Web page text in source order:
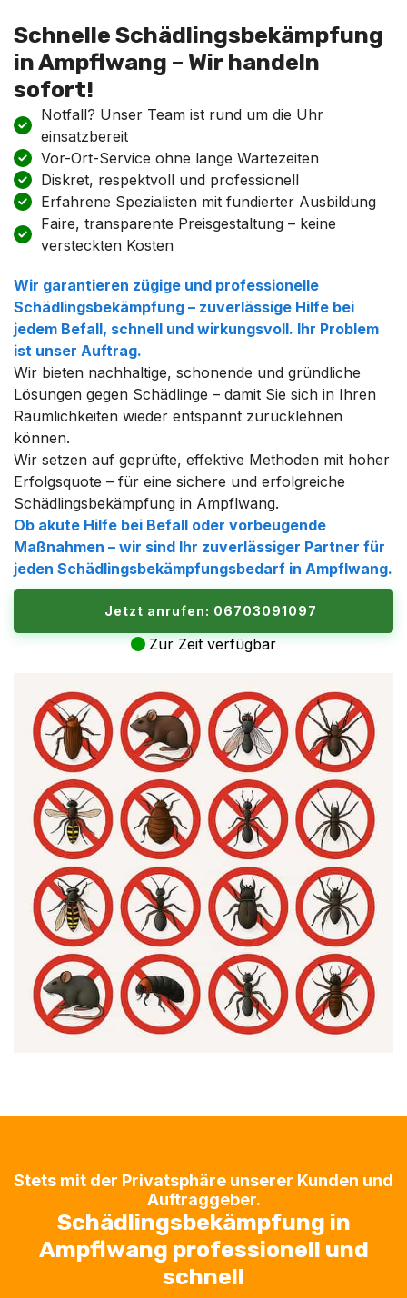
Schnelle Schädlingsbekämpfung
in Ampflwang – Wir handeln
sofort!
Notfall? Unser Team ist rund um die Uhr
einsatzbereit
Vor-Ort-Service ohne lange Wartezeiten
Diskret, respektvoll und professionell
Erfahrene Spezialisten mit fundierter Ausbildung
Faire, transparente Preisgestaltung – keine
versteckten Kosten
Wir garantieren zügige und professionelle
Schädlingsbekämpfung – zuverlässige Hilfe bei
jedem Befall, schnell und wirkungsvoll. Ihr Problem
ist unser Auftrag.
Wir bieten nachhaltige, schonende und gründliche
Lösungen gegen Schädlinge – damit Sie sich in Ihren
Räumlichkeiten wieder entspannt zurücklehnen
können.
Wir setzen auf geprüfte, effektive Methoden mit hoher
Erfolgsquote – für eine sichere und erfolgreiche
Schädlingsbekämpfung in Ampflwang.
Ob akute Hilfe bei Befall oder vorbeugende
Maßnahmen – wir sind Ihr zuverlässiger Partner für
jeden Schädlingsbekämpfungsbedarf in Ampflwang.
Jetzt anrufen: 06703091097
Zur Zeit verfügbar
Stets mit der Privatsphäre unserer Kunden und
Auftraggeber.
Schädlingsbekämpfung in
Ampflwang professionell und
schnell